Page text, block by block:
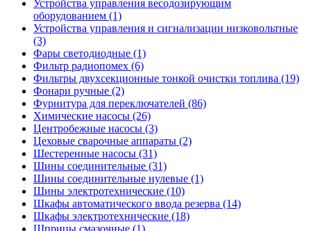
Устройства управления весодозирующим
оборудованием (1)
Устройства управления и сигнализации низковольтные
(3)
Фары светодиодные (1)
Фильтр радиопомех (6)
Фильтры двухсекционные тонкой очистки топлива (19)
Фонари ручные (2)
Фурнитура для переключателей (86)
Химические насосы (26)
Центробежные насосы (3)
Цеховые сварочные аппараты (2)
Шестеренные насосы (31)
Шины соединительные (31)
Шины соединительные нулевые (1)
Шины электротехнические (10)
Шкафы автоматического ввода резерва (14)
Шкафы электротехнические (18)
Шприцы смазочные (1)